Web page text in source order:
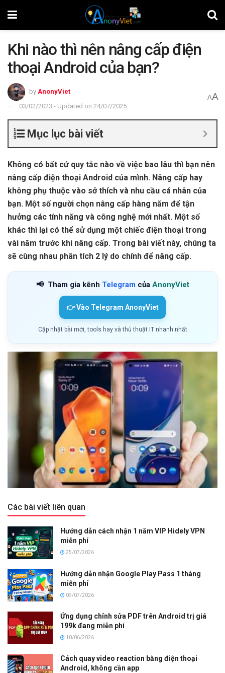
Khi nào thì nên nâng cấp điện
thoại Android của bạn?
by AnonyViet
03/02/2023 - Updated on 24/07/2025
AA
Mục lục bài viết
Không có bất cứ quy tắc nào về việc bao lâu thì bạn nên
nâng cấp điện thoại Android của mình. Nâng cấp hay
không phụ thuộc vào sở thích và nhu cầu cá nhân của
bạn. Một số người chọn nâng cấp hàng năm để tận
hưởng các tính năng và công nghệ mới nhất. Một số
khác thì lại có thể sử dụng một chiếc điện thoại trong
vài năm trước khi nâng cấp. Trong bài viết này, chúng ta
sẽ cùng nhau phân tích 2 lý do chính để nâng cấp.
📢 Tham gia kênh Telegram của AnonyViet
👉 Vào Telegram AnonyViet
Cập nhật bài mới, tools hay và thủ thuật IT nhanh nhất
Các bài viết liên quan
Hướng dẫn cách nhận 1 năm VIP Hidely VPN
miễn phí
25/07/2026
Hướng dẫn nhận Google Play Pass 1 tháng
miễn phí
09/07/2026
Ứng dụng chỉnh sửa PDF trên Android trị giá
199k đang miễn phí
10/06/2026
Cách quay video reaction bằng điện thoại
Android, không cần app